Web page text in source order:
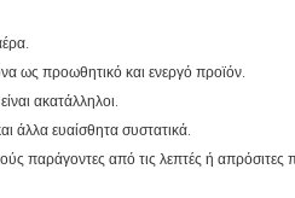
ως προωθητικό και ενεργό προϊόν.
ακατάλληλοι.
άλλα ευαίσθητα συστατικά.
παράγοντες από τις λεπτές ή απρόσιτες